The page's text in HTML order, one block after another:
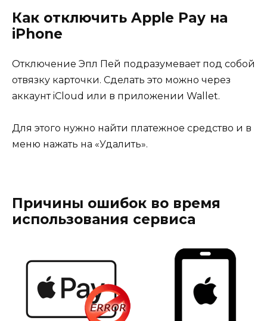
Как отключить Apple Pay на
iPhone
Отключение Эпл Пей подразумевает под собой
отвязку карточки. Сделать это можно через
аккаунт iCloud или в приложении Wallet.
Для этого нужно найти платежное средство и в
меню нажать на «Удалить».
Причины ошибок во время
использования сервиса